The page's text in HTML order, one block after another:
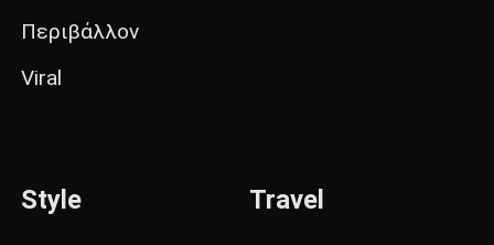
Περιβάλλον
Viral
Style Travel